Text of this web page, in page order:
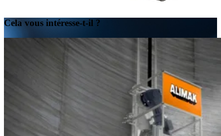
Cela vous intéresse-t-il ?